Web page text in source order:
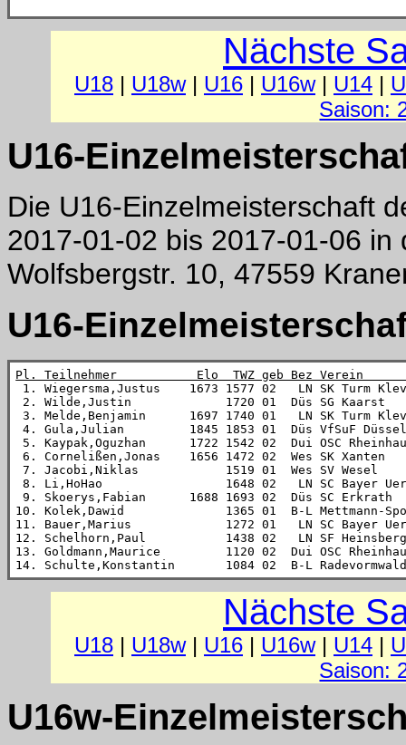
Nächste
U18 | U18w| U16 | U16w| U14 |
Saison:
U16-
Die U16-Einzelmeisterschaft
2017-01-02 bis 2017-01-06
Wolfsbergstr. 10, 47559
U16-
Pl. Teilnehmer           Elo  TWZ geb Bez Verein
1. Wiegersma,Justus    1673 1577 02   LN SK
2. Wilde,Justin             1720 01  Düs SG Kaarst
3. Melde,Benjamin      1697 1740 01   LN SK Turm
4. Gula,Julian         1845 1853 01  Düs VfSuF
5. Kaypak,Oguzhan      1722 1542 02  Dui OSC
6. Cornelißen,Jonas    1656 1472 02  Wes SK
7. Jacobi,Niklas            1519 01  Wes SV Wesel
8. Li,HoHao                 1648 02   LN SC Bayer
9. Skoerys,Fabian      1688 1693 02  Düs SC
10. Kolek,Dawid              1365 01  B-L Mettmann-
11. Bauer,Marius             1272 01   LN SC Bayer
12. Schelhorn,Paul           1438 02   LN SF
13. Goldmann,Maurice         1120 02  Dui OSC
14. Schulte,Konstantin       1084 02  B-L
Nächste
U18 | U18w| U16 | U16w| U14 |
Saison:
U16w-